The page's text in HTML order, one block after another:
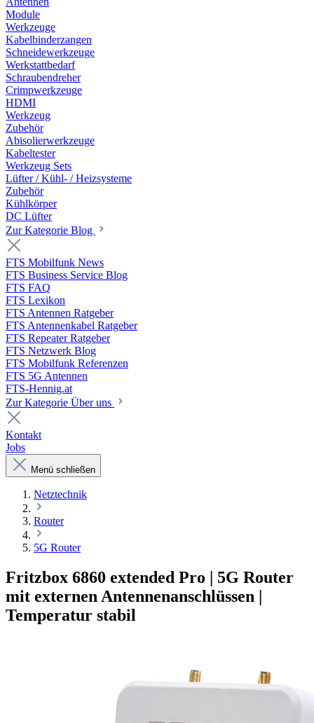
Module
Werkzeuge
Kabelbinderzangen
Schneidewerkzeuge
Werkstattbedarf
Schraubendreher
Crimpwerkzeuge
HDMI
Werkzeug
Zubehör
Abisolierwerkzeuge
Kabeltester
Werkzeug Sets
Lüfter / Kühl- / Heizsysteme
Zubehör
Kühlkörper
DC Lüfter
Zur Kategorie Blog
FTS Mobilfunk News
FTS Business Service Blog
FTS FAQ
FTS Lexikon
FTS Antennen Ratgeber
FTS Antennenkabel Ratgeber
FTS Repeater Ratgeber
FTS Netzwerk Blog
FTS Mobilfunk Referenzen
FTS 5G Antennen
FTS-Hennig.at
Zur Kategorie Über uns
Kontakt
Jobs
Menü schließen
Netztechnik
Router
5G Router
Fritzbox 6860 extended Pro | 5G Router
mit externen Antennenanschlüssen |
Temperatur stabil